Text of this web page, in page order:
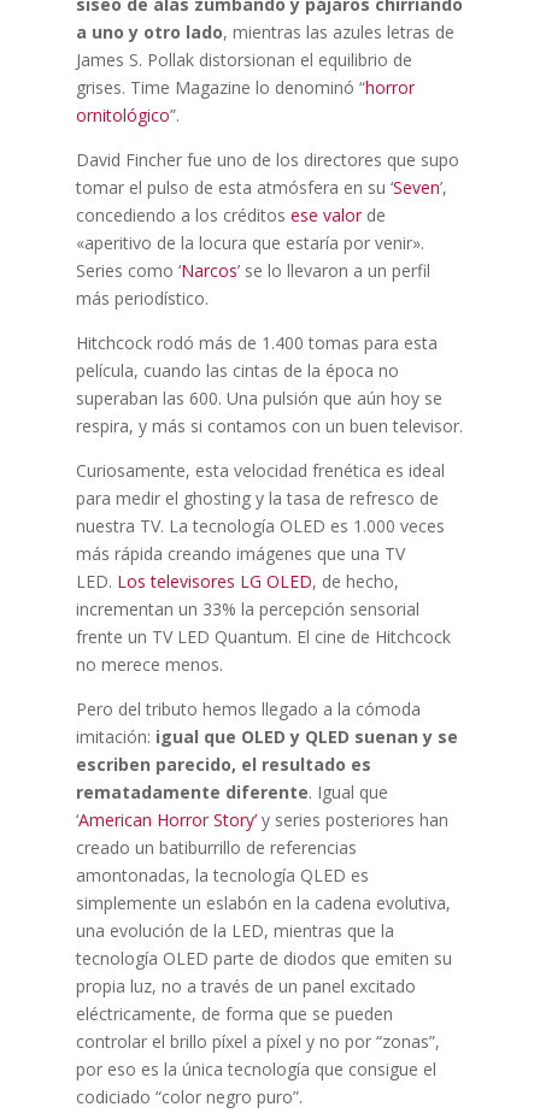
siseo de alas zumbando y pájaros chirriando
a uno y otro lado, mientras las azules letras de
James S. Pollak distorsionan el equilibrio de
grises. Time Magazine lo denominó “horror
ornitológico”.
David Fincher fue uno de los directores que supo
tomar el pulso de esta atmósfera en su ‘Seven’,
concediendo a los créditos ese valorde
«aperitivo de la locura que estaría por venir».
Series como ‘Narcos’ se lo llevaron a un perfil
más periodístico.
Hitchcock rodó más de 1.400 tomas para esta
película, cuando las cintas de la época no
superaban las 600. Una pulsión que aún hoy se
respira, y más si contamos con un buen televisor.
Curiosamente, esta velocidad frenética es ideal
para medir el ghosting y la tasa de refresco de
nuestra TV. La tecnología OLED es 1.000 veces
más rápida creando imágenes que una TV
LED. Los televisores LG OLED, de hecho,
incrementan un 33% la percepción sensorial
frente un TV LED Quantum. El cine de Hitchcock
no merece menos.
Pero del tributo hemos llegado a la cómoda
imitación: igual que OLED y QLED suenan y se
escriben parecido, el resultado es
rematadamente diferente. Igual que
‘American Horror Story’y series posteriores han
creado un batiburrillo de referencias
amontonadas, la tecnología QLED es
simplemente un eslabón en la cadena evolutiva,
una evolución de la LED, mientras que la
tecnología OLED parte de diodos que emiten su
propia luz, no a través de un panel excitado
eléctricamente, de forma que se pueden
controlar el brillo píxel a píxel y no por “zonas”,
por eso es la única tecnología que consigue el
codiciado “color negro puro”.